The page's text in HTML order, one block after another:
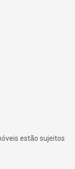
estão sujeitos